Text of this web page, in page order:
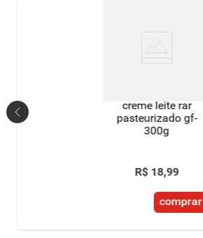
creme leite rar
pasteurizado gf-
300g
R$ 18,99
comprar